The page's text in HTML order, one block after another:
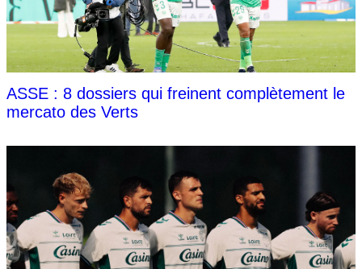
ASSE : 8 dossiers qui freinent complètement le
mercato des Verts